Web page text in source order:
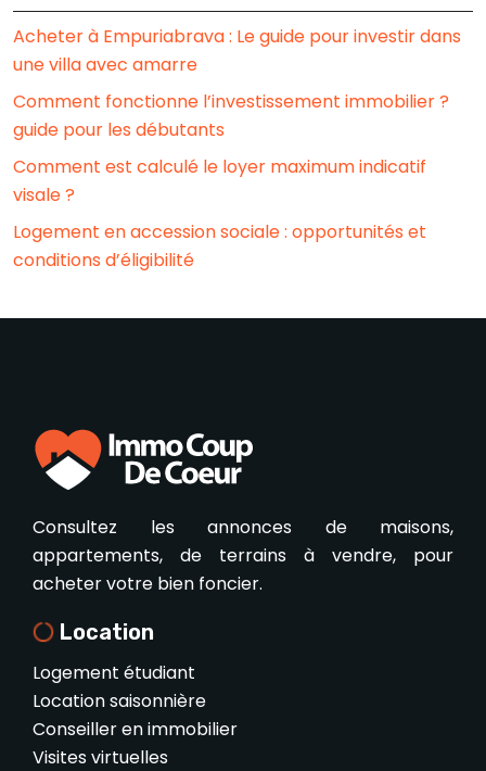
Acheter à Empuriabrava : Le guide pour investir dans
une villa avec amarre
Comment fonctionne l’investissement immobilier ?
guide pour les débutants
Comment est calculé le loyer maximum indicatif
visale ?
Logement en accession sociale : opportunités et
conditions d’éligibilité
Consultez les annonces de maisons,
appartements, de terrains à vendre, pour
acheter votre bien foncier.
Location
Logement étudiant
Location saisonnière
Conseiller en immobilier
Visites virtuelles